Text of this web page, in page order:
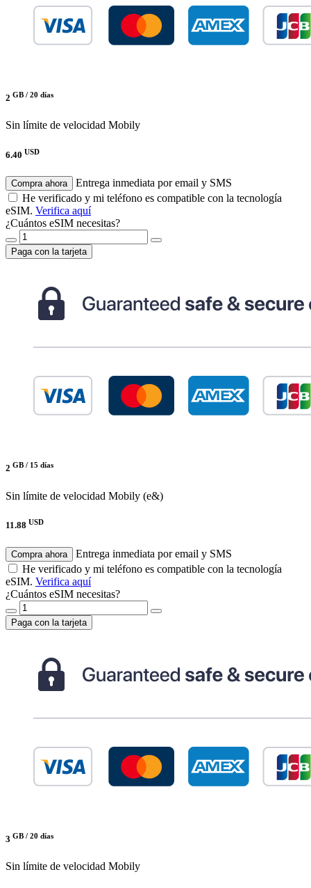
2 GB / 20 días
Sin límite de velocidad Mobily
6.40 USD
Compra ahora
Entrega inmediata por email y SMS
He verificado y mi teléfono es compatible con la tecnología
eSIM. Verifica aquí
¿Cuántos eSIM necesitas?
Paga con la tarjeta
2 GB / 15 días
Sin límite de velocidad Mobily (e&)
11.88 USD
Compra ahora
Entrega inmediata por email y SMS
He verificado y mi teléfono es compatible con la tecnología
eSIM. Verifica aquí
¿Cuántos eSIM necesitas?
Paga con la tarjeta
3 GB / 20 días
Sin límite de velocidad Mobily